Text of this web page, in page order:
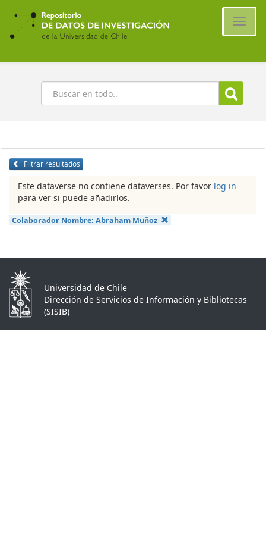
Ir
contenido
principal
Buscar
Filtrar resultados
Este dataverse no contiene dataverses. Por favor log in
para ver si puede añadirlos.
Colaborador Nombre: Abraham Muñoz
Universidad de Chile
Dirección de Servicios de Información y Bibliotecas
(SISIB)